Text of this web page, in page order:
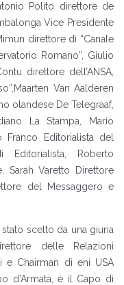
Polito direttore de
Vice Presidente
direttore di “Canale
Romano”, Giulio
direttore dell’ANSA,
Van Aalderen
olandese De Telegraaf,
La Stampa, Mario
Editorialista del
Roberto
Sarah Varetto Direttore
del Messaggero e
stato scelto da una giuria
delle Relazioni
e Chairman di eni USA
d’Armata, è il Capo di